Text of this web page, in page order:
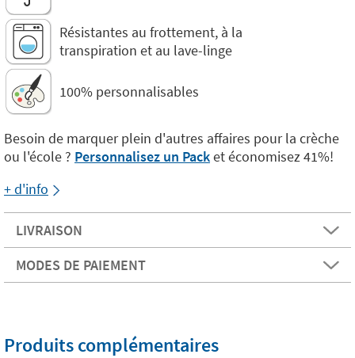
Résistantes au frottement, à la
transpiration et au lave-linge
100% personnalisables
Besoin de marquer plein d'autres affaires pour la crèche
ou l'école ? Personnalisez un Packet économisez 41%!
+ d'info
LIVRAISON
MODES DE PAIEMENT
Produits complémentaires